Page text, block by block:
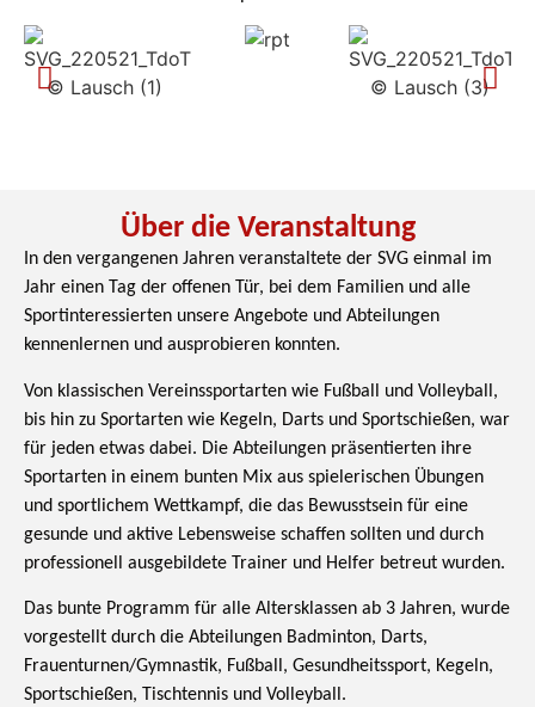
Über die Veranstaltung
In den vergangenen Jahren veranstaltete der SVG einmal im
Jahr einen Tag der offenen Tür, bei dem Familien und alle
Sportinteressierten unsere Angebote und Abteilungen
kennenlernen und ausprobieren konnten.
Von klassischen Vereinssportarten wie Fußball und Volleyball,
bis hin zu Sportarten wie Kegeln, Darts und Sportschießen, war
für jeden etwas dabei. Die Abteilungen präsentierten ihre
Sportarten in einem bunten Mix aus spielerischen Übungen
und sportlichem Wettkampf, die das Bewusstsein für eine
gesunde und aktive Lebensweise schaffen sollten und durch
professionell ausgebildete Trainer und Helfer betreut wurden.
Das bunte Programm für alle Altersklassen ab 3 Jahren, wurde
vorgestellt durch die Abteilungen Badminton, Darts,
Frauenturnen/Gymnastik, Fußball, Gesundheitssport, Kegeln,
Sportschießen, Tischtennis und Volleyball.